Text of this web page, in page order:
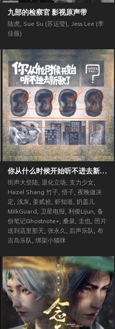
九部的检察官 影视原声带
陆虎, Sue Su (苏运莹), Jess Lee (李
佳薇)
你从什么时候开始听不进去新歌了？ (街声大登陆合辑Vol.5)
街声大登陆, 退化立场, 支力少女,
Hazel Shang 竹子, 悟子, 夜晚做决
定, 浅灰, 姜贰拾, 虾知道, 奶盖儿
MilkGuard, 卫星电报, 利俊Lijun, 备
份笔记Ghostnote+, 桑泉, 圭也, 照片
送到店里那天, 张永久, 后声乐队, 布
吉岛乐队, 绑架小猫咪